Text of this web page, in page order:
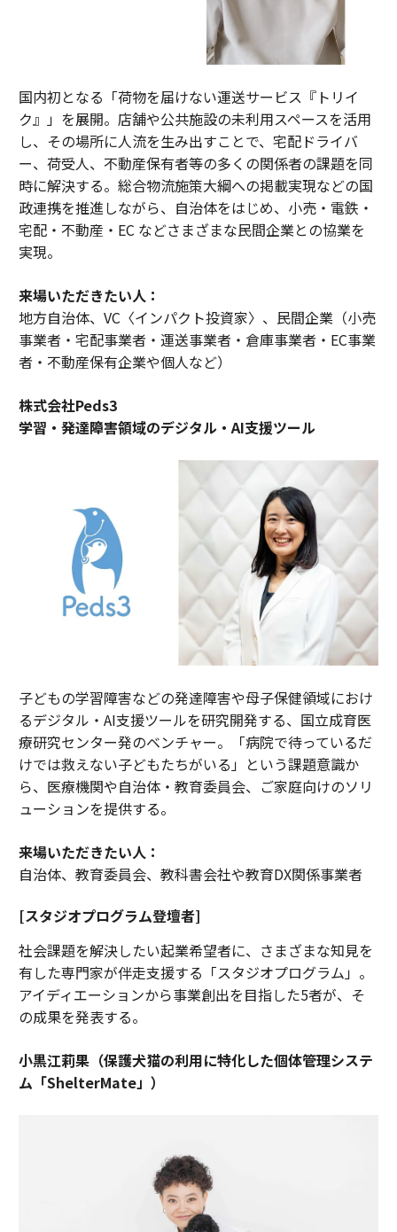
国内初となる「荷物を届けない運送サービス『トリイ
ク』」を展開。店舗や公共施設の未利用スペースを活用
し、その場所に人流を生み出すことで、宅配ドライバ
ー、荷受人、不動産保有者等の多くの関係者の課題を同
時に解決する。総合物流施策大綱への掲載実現などの国
政連携を推進しながら、自治体をはじめ、小売・電鉄・
宅配・不動産・EC などさまざまな民間企業との協業を
実現。
来場いただきたい人：
地方自治体、VC〈インパクト投資家〉、民間企業（小売
事業者・宅配事業者・運送事業者・倉庫事業者・EC事業
者・不動産保有企業や個人など）
株式会社Peds3
学習・発達障害領域のデジタル・AI支援ツール
子どもの学習障害などの発達障害や母子保健領域におけ
るデジタル・AI支援ツールを研究開発する、国立成育医
療研究センター発のベンチャー。「病院で待っているだ
けでは救えない子どもたちがいる」という課題意識か
ら、医療機関や自治体・教育委員会、ご家庭向けのソリ
ューションを提供する。
来場いただきたい人：
自治体、教育委員会、教科書会社や教育DX関係事業者
[スタジオプログラム登壇者]
社会課題を解決したい起業希望者に、さまざまな知見を
有した専門家が伴走支援する「スタジオプログラム」。
アイディエーションから事業創出を目指した5者が、そ
の成果を発表する。
小黒江莉果（保護犬猫の利用に特化した個体管理システ
ム「ShelterMate」）